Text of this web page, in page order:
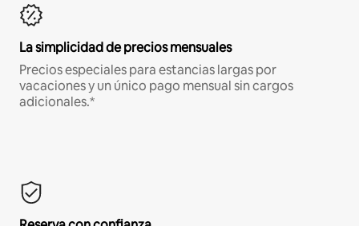
La simplicidad de precios mensuales
Precios especiales para estancias largas por
vacaciones y un único pago mensual sin cargos
adicionales.*